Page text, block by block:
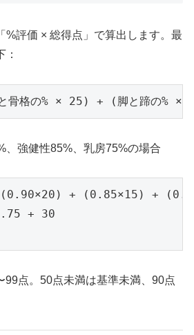
%評価 × 総得点」で算出します。最
、強健性85%、乳房75%の場合
+ (0.85×15) +
+ 30
99点。50点未満は基準未満、90点